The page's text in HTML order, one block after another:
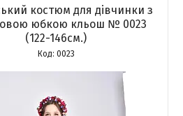
костюм для дівчинки з
юбкою кльош № 0023
(122-146см.)
0023